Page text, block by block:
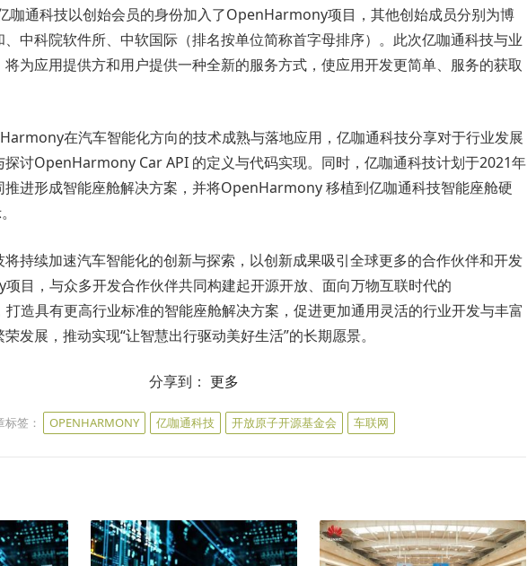
咖通科技以创始会员的身份加入了OpenHarmony项目，其他创始成员分别为博
中科院软件所、中软国际（排名按单位简称首字母排序）。此次亿咖通科技与业
为应用提供方和用户提供一种全新的服务方式，使应用开发更简单、服务的获取
在汽车智能化方向的技术成熟与落地应用，亿咖通科技分享对于行业发展
探讨OpenHarmony Car API 的定义与代码实现。同时，亿咖通科技计划于2021年
推进形成智能座舱解决方案，并将OpenHarmony 移植到亿咖通科技智能座舱硬
持续加速汽车智能化的创新与探索，以创新成果吸引全球更多的合作伙伴和开发
目，与众多开发合作伙伴共同构建起开源开放、面向万物互联时代的
造具有更高行业标准的智能座舱解决方案，促进更加通用灵活的行业开发与丰富
发展，推动实现“让智慧出行驱动美好生活”的长期愿景。
分享到： 更多
标签： OPENHARMONY 亿咖通科技 开放原子开源基金会 车联网